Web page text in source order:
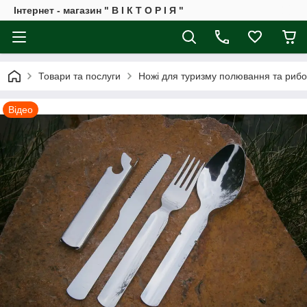
Інтернет - магазин " В І К Т О Р І Я "
Товари та послуги Ножі для туризму полювання та
Відео